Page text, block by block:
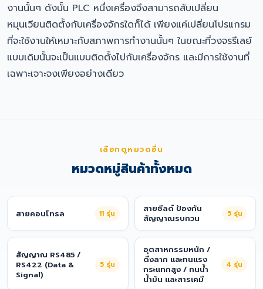
งานนั้นๆ ดังนั้น PLC หนึ่งเครื่องจึงสามารถสับเปลี่ยน
หมุนเวียนติดตั้งกับเครื่องจักรใดก็ได้ เพียงแค่เปลี่ยนโปรแกรม
ที่จะใช้งานให้เหมาะกับสภาพการทำงานนั้นๆ ในขณะที่วงจรรีเลย์
แบบเดิมนั้นจะเป็นแบบติดตั้งไปกับเครื่องจักร และมีการใช้งานที่
เฉพาะเจาะจงเพียงอย่างเดียว
เลือกดูหมวดอื่น
หมวดหมู่สินค้าทั้งหมด
สายคอนโทรล 11 รุ่น
สายชีลด์ ป้องกัน
สัญญาณรบกวน
5 รุ่น
สัญญาณ RS485 /
RS422 (Data &
Signal)
5 รุ่น
อุตสาหกรรมหนัก /
ดึงลาก และทนแรง
กระแทกสูง / ทนน้ำ
น้ำมัน และสารเคมี
4 รุ่น